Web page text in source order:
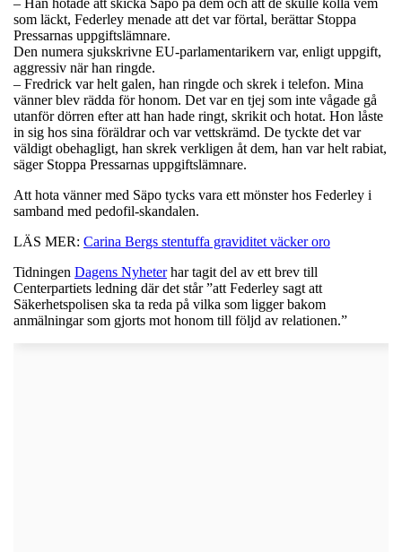
som läckt, Federley menade att det var förtal, berättar Stoppa
Pressarnas uppgiftslämnare.
Den numera sjukskrivne EU-parlamentarikern var, enligt uppgift,
aggressiv när han ringde.
– Fredrick var helt galen, han ringde och skrek i telefon. Mina
vänner blev rädda för honom. Det var en tjej som inte vågade gå
utanför dörren efter att han hade ringt, skrikit och hotat. Hon låste
in sig hos sina föräldrar och var vettskrämd. De tyckte det var
väldigt obehagligt, han skrek verkligen åt dem, han var helt rabiat,
säger Stoppa Pressarnas uppgiftslämnare.
Att hota vänner med Säpo tycks vara ett mönster hos Federley i
samband med pedofil-skandalen.
LÄS MER: Carina Bergs stentuffa graviditet väcker oro
Tidningen Dagens Nyheterhar tagit del av ett brev till
Centerpartiets ledning där det står ”att Federley sagt att
Säkerhetspolisen ska ta reda på vilka som ligger bakom
anmälningar som gjorts mot honom till följd av relationen.”